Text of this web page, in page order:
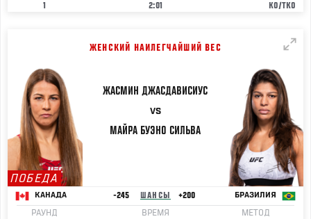
1
2:01
KO/TKO
ЖЕНСКИЙ НАИЛЕГЧАЙШИЙ ВЕС
ПОБЕДА
ЖАСМИН ДЖАСДАВИСИУС
VS
МАЙРА БУЭНО СИЛЬВА
КАНАДА -245 ШАНСЫ +200 БРАЗИЛИЯ
РАУНД
ВРЕМЯ
МЕТОД